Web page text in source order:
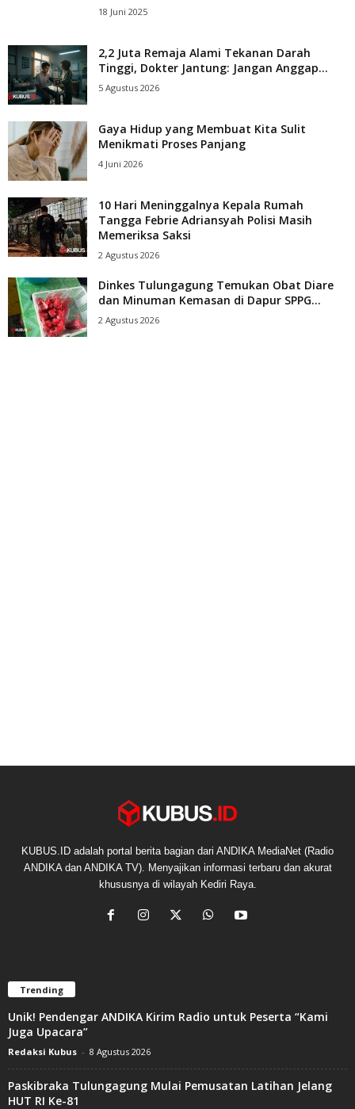
18 Juni 2025
2,2 Juta Remaja Alami Tekanan Darah
Tinggi, Dokter Jantung: Jangan Anggap...
5 Agustus 2026
Gaya Hidup yang Membuat Kita Sulit
Menikmati Proses Panjang
4 Juni 2026
10 Hari Meninggalnya Kepala Rumah
Tangga Febrie Adriansyah Polisi Masih
Memeriksa Saksi
2 Agustus 2026
Dinkes Tulungagung Temukan Obat Diare
dan Minuman Kemasan di Dapur SPPG...
2 Agustus 2026
KUBUS.ID adalah portal berita bagian dari ANDIKA MediaNet (Radio
ANDIKA dan ANDIKA TV). Menyajikan informasi terbaru dan akurat
khususnya di wilayah Kediri Raya.
Trending
Unik! Pendengar ANDIKA Kirim Radio untuk Peserta “Kami
Juga Upacara”
Redaksi Kubus - 8 Agustus 2026
Paskibraka Tulungagung Mulai Pemusatan Latihan Jelang
HUT RI Ke-81